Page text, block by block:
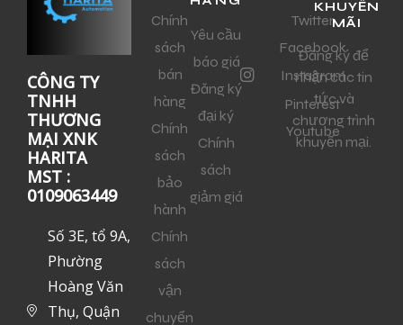
CÔNG TY
TNHH
THƯƠNG
MẠI XNK
HARITA
MST :
0109063449
Số 3E, tổ 9A,
Phường
Hoàng Văn
Thụ, Quận
Chính
sách
bán
hàng
Chính
sách
bảo
hành
Chính
sách
vận
chuyển
Yêu cầu
báo giá
Đăng ký
đại ký
Chính
sách
giảm giá
Twitter
Facebook
Instagram
Pinterest
Youtube
KHUYẾN
MÃI
Đăng ký để
nhận các tin
tức và
chương trình
khuyến mại.